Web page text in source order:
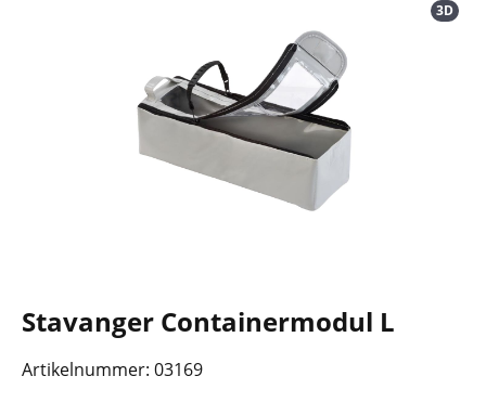
3D
Stavanger Containermodul L
Artikelnummer: 03169